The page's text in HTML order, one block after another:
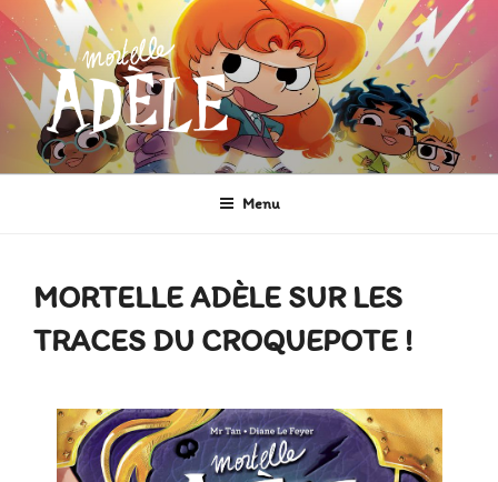
Aller
au
contenu
principal
MORTELLE ADÈLE
Héroïne de Bande dessinée
Menu
MORTELLE ADÈLE SUR LES
TRACES DU CROQUEPOTE !